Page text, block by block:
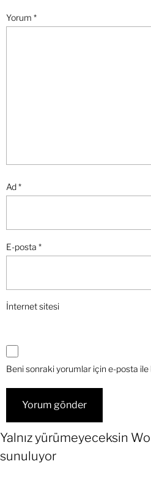
Yorum *
Ad*
E-posta *
İnternet sitesi
Beni sonraki yorumlar için e-posta ile
Yalnız yürümeyeceksin
sunuluyor